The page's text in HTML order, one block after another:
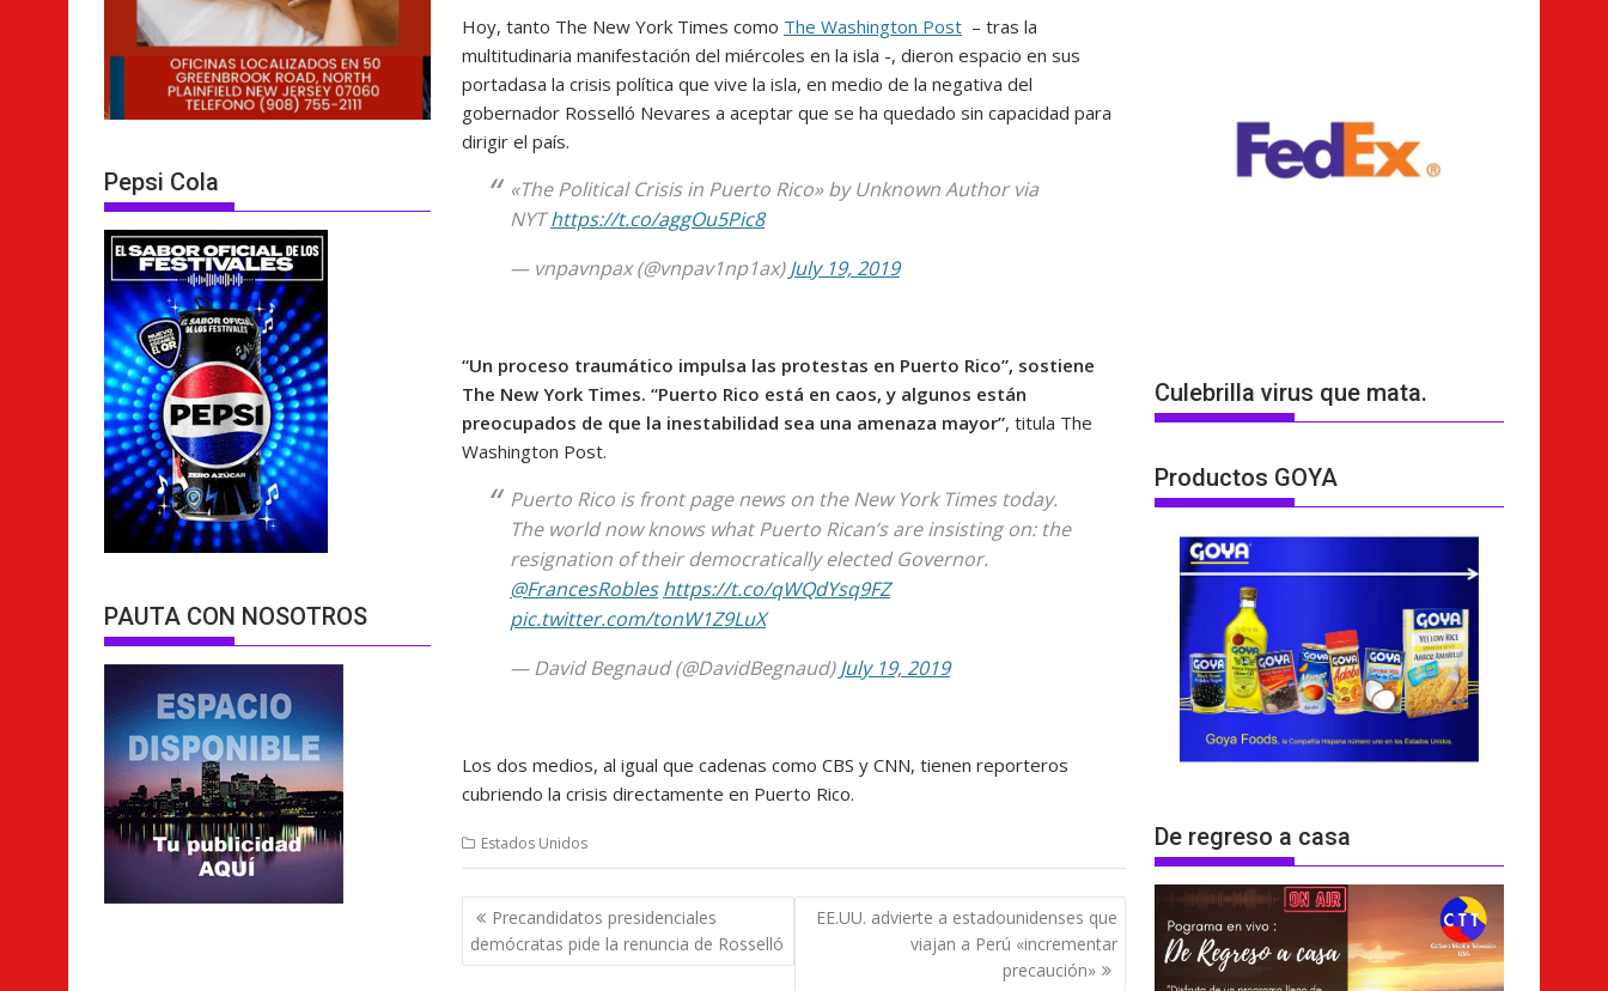
Hoy, tanto The New York Times como The Washington Post– tras la
multitudinaria manifestación del miércoles en la isla -, dieron espacio en sus
portadasa la crisis política que vive la isla, en medio de la negativa del
gobernador Rosselló Nevares a aceptar que se ha quedado sin capacidad para
dirigir el país.
«The Political Crisis in Puerto Rico» by Unknown Author via
NYThttps://t.co/aggOu5Pic8
— vnpavnpax (@vnpav1np1ax)July 19, 2019
“Un proceso traumático impulsa las protestas en Puerto Rico”, sostiene
The New York Times. “Puerto Rico está en caos, y algunos están
preocupados de que la inestabilidad sea una amenaza mayor”, titula The
Washington Post.
Puerto Rico is front page news on the New York Times today.
The world now knows what Puerto Rican’s are insisting on: the
resignation of their democratically elected Governor.
@FrancesRobles https://t.co/qWQdYsq9FZ
pic.twitter.com/tonW1Z9LuX
— David Begnaud (@DavidBegnaud)July 19, 2019
Los dos medios, al igual que cadenas como CBS y CNN, tienen reporteros
cubriendo la crisis directamente en Puerto Rico.
Estados Unidos
Navegación
de
entradas
Precandidatos presidenciales
demócratas pide la renuncia de Rosselló
EE.UU. advierte a estadounidenses que
viajan a Perú «incrementar
precaución»
Pepsi Cola
PAUTA CON NOSOTROS
Culebrilla virus que mata.
Productos GOYA
De regreso a casa